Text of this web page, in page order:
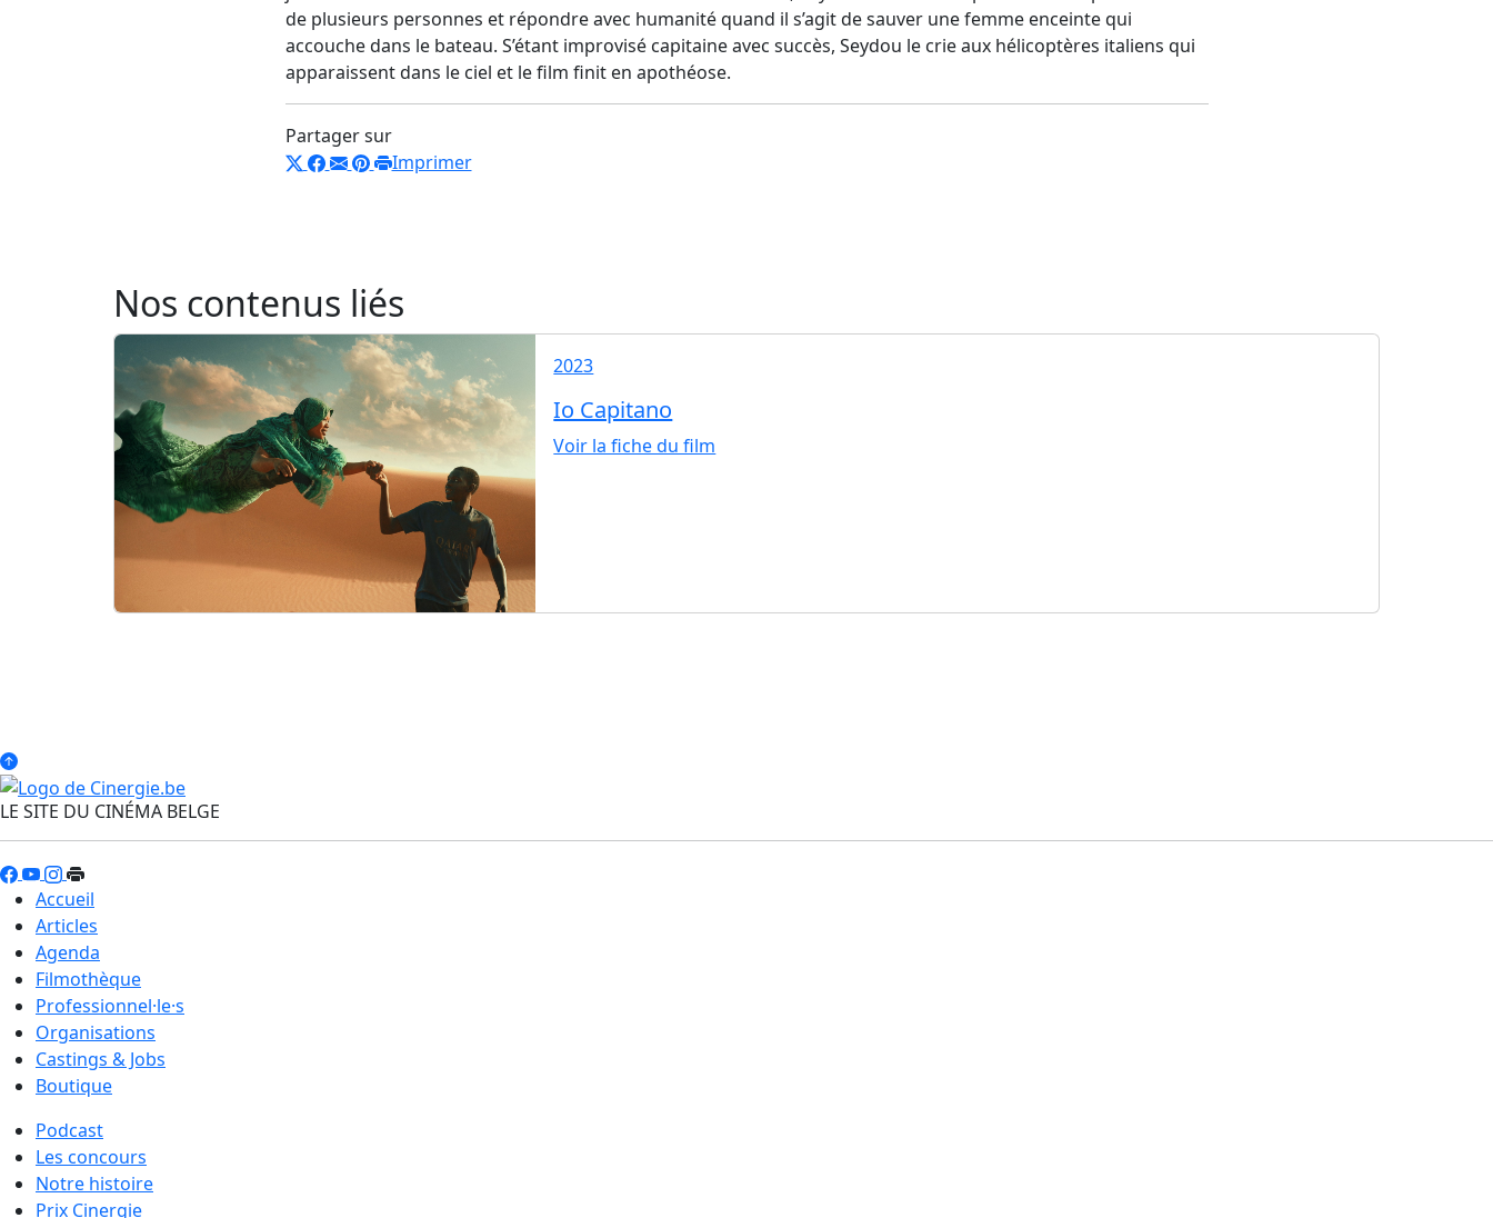
de plusieurs personnes et répondre avec humanité quand il s’agit de sauver une femme enceinte qui
accouche dans le bateau. S’étant improvisé capitaine avec succès, Seydou le crie aux hélicoptères italiens qui
apparaissent dans le ciel et le film finit en apothéose.
Partager sur
Imprimer
Nos contenus liés
2023
Io Capitano
Voir la fiche du film
LE SITE DU CINÉMA BELGE
Accueil
Articles
Agenda
Filmothèque
Professionnel·le·s
Organisations
Castings & Jobs
Boutique
Podcast
Les concours
Notre histoire
Prix Cinergie